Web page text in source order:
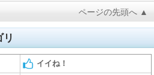
ページの先頭へ ▲
リ
イイね！